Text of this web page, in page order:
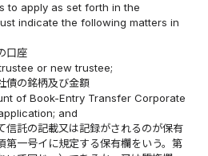
to apply as set forth in the
indicate the following matters in
口座
or new trustee;
債の銘柄及び金額
of Book-Entry Transfer Corporate
and
信託の記載又は記録がされるのが保有
第一号イに規定する保有欄をいう。第